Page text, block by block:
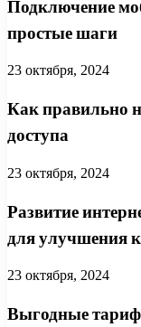
Подключение
простые шаги
23 октября, 2024
Как правильно
доступа
23 октября, 2024
Развитие
для улучшения
23 октября, 2024
Выгодные